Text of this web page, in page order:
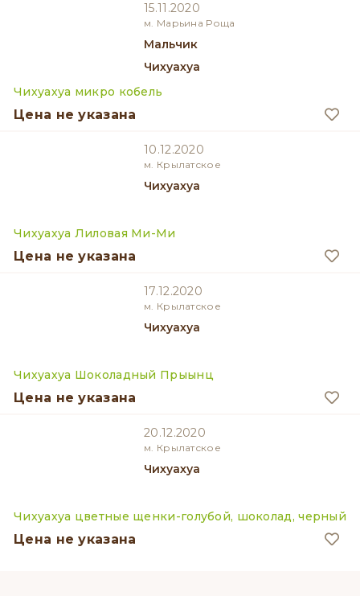
15.11.2020
м. Марьина Роща
мальчик
Чихуахуа
Чихуахуа микро кобель
Цена не указана
10.12.2020
м. Крылатское
Чихуахуа
Чихуахуа Лиловая Ми-Ми
Цена не указана
17.12.2020
м. Крылатское
Чихуахуа
Чихуахуа Шоколадный Прыынц
Цена не указана
20.12.2020
м. Крылатское
Чихуахуа
Чихуахуа цветные щенки-голубой, шоколад, черный
Цена не указана